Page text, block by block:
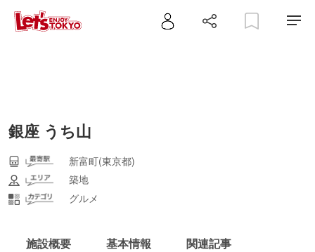
銀座 うち山
新富町(東京都)
築地
グルメ
施設概要 基本情報 関連記事